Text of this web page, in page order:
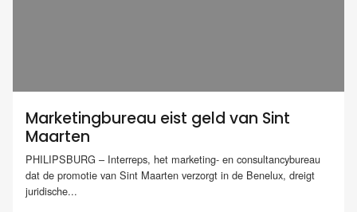
Marketingbureau eist geld van Sint
Maarten
PHILIPSBURG – Interreps, het marketing- en consultancybureau
dat de promotie van Sint Maarten verzorgt in de Benelux, dreigt
juridische...